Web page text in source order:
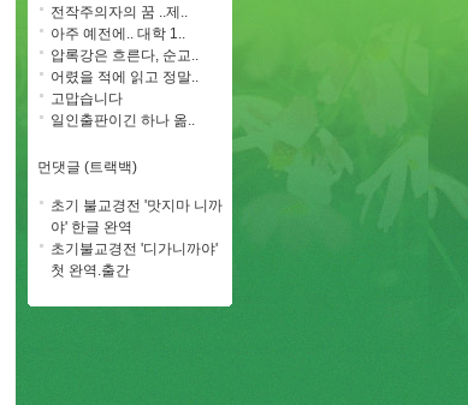
전작주의자의 꿈 ..제..
아주 예전에.. 대학 1..
압록강은 흐른다, 순교..
어렸을 적에 읽고 정말..
고맙습니다
일인출판이긴 하나 옮..
먼댓글 (트랙백)
초기 불교경전 '맛지마 니까
야' 한글 완역
초기불교경전 '디가니까야'
첫 완역.출간